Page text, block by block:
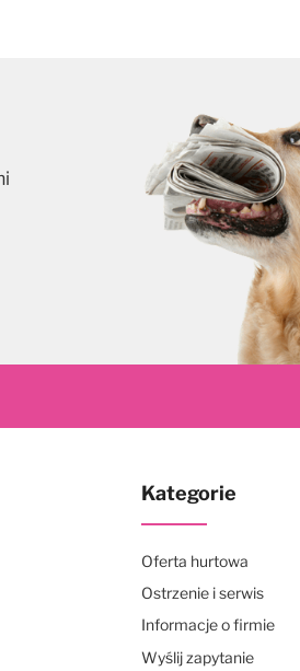
Kategorie
Oferta hurtowa
Ostrzenie i serwis
Informacje o firmie
Wyślij zapytanie